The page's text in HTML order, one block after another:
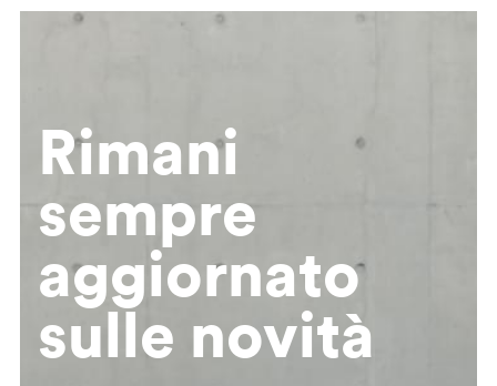
Rimani
sempre
aggiornato
sulle novità